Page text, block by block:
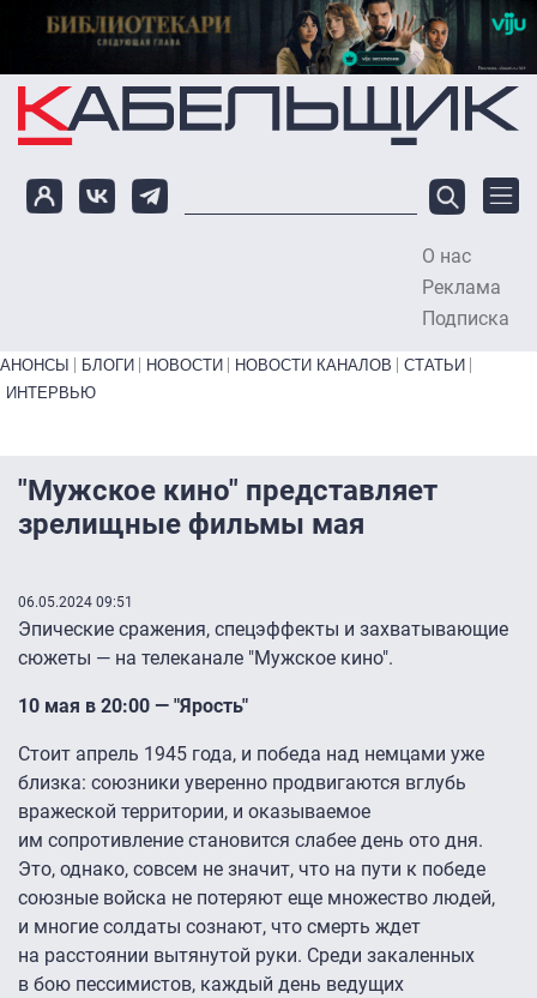
Перейти к основному содержанию
О нас
Реклама
Подписка
Primary links bottom
АНОНСЫ БЛОГИ НОВОСТИ НОВОСТИ КАНАЛОВ
СТАТЬИ
ИНТЕРВЬЮ
"Мужское кино" представляет
зрелищные фильмы мая
06.05.2024 09:51
Эпические сражения, спецэффекты и захватывающие
сюжеты — на телеканале "Мужское кино".
10 мая в 20:00 — "Ярость"
Стоит апрель 1945 года, и победа над немцами уже
близка: союзники уверенно продвигаются вглубь
вражеской территории, и оказываемое
им сопротивление становится слабее день ото дня.
Это, однако, совсем не значит, что на пути к победе
союзные войска не потеряют еще множество людей,
и многие солдаты сознают, что смерть ждет
на расстоянии вытянутой руки. Среди закаленных
в бою пессимистов, каждый день ведущих